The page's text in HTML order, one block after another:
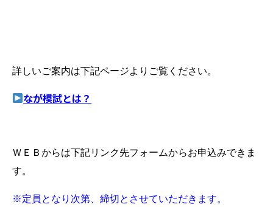
詳しいご案内は下記ページよりご覧ください。
なが模試とは？
ＷＥＢからは下記リンク先フォームからお申込みできま
す。
※定員となり次第、締切とさせていただきます。